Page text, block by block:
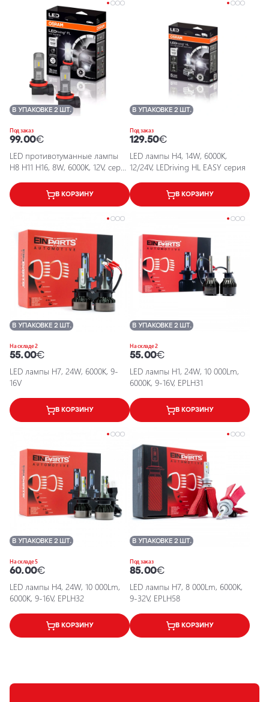
Под заказ
В УПАКОВКЕ 2 ШТ.
99.00€
LED противотуманные лампы
H8 H11 H16, 8W, 6000K, 12V, серия
В КОРЗИНУ
Под заказ
В УПАКОВКЕ 2 ШТ.
129.50€
LED лампы H4, 14W, 6000K,
12/24V, LEDriving HL EASY серия
В КОРЗИНУ
На складе 2
В УПАКОВКЕ 2 ШТ.
55.00€
LED лампы H7, 24W, 6000K, 9-
16V
В КОРЗИНУ
На складе 2
В УПАКОВКЕ 2 ШТ.
55.00€
LED лампы H1, 24W, 10 000Lm,
6000K, 9-16V, EPLH31
В КОРЗИНУ
На складе 5
В УПАКОВКЕ 2 ШТ.
60.00€
LED лампы H4, 24W, 10 000Lm,
6000K, 9-16V, EPLH32
В КОРЗИНУ
Под заказ
В УПАКОВКЕ 2 ШТ.
85.00€
LED лампы H7, 8 000Lm, 6000K,
9-32V, EPLH58
В КОРЗИНУ